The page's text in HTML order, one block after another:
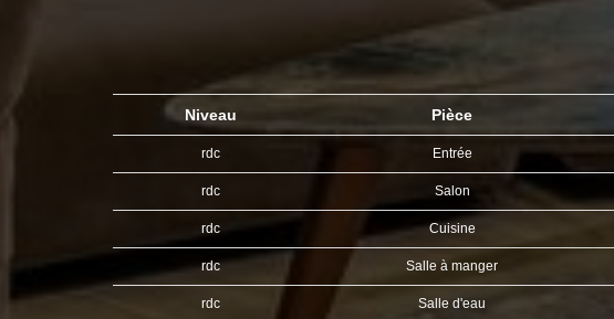
Niveau Pièce
rdc Entrée
rdc Salon
rdc Cuisine
rdc Salle à manger
rdc Salle d'eau